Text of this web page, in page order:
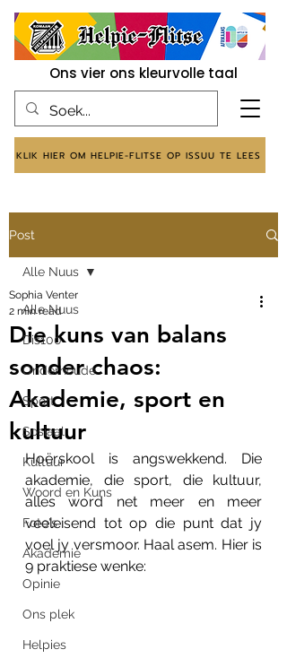
KLIK HIER OM HELPIE-FLITSE OP ISSUU TE LEES
Ons vier ons kleurvolle taal
Post
Alle Nuus
Dis100
Onderhoude
Sport
Sosiaal
Kultuur
Woord en Kuns
Foto's
Akademie
Opinie
Ons plek
Helpies
Alle Nuus
Die kuns van balans
sonder chaos:
Akademie, sport en
kultuur
Sophia Venter
2 min read
Hoërskool is angswekkend. Die
akademie, die sport, die kultuur,
alles word net meer en meer
veeleisend tot op die punt dat jy
voel jy versmoor. Haal asem. Hier is
9 praktiese wenke: